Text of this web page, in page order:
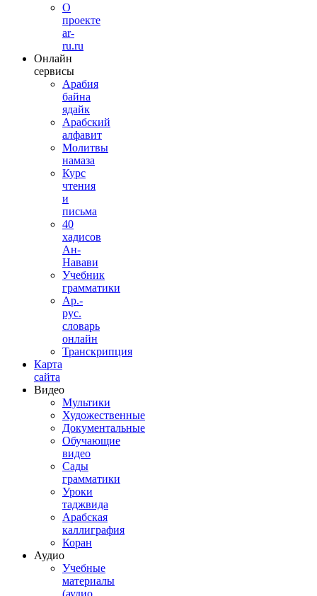
О
проекте
ar-
ru.ru
Онлайн
сервисы
Арабия
байна
ядайк
Арабский
алфавит
Молитвы
намаза
Курс
чтения
и
письма
40
хадисов
Ан-
Навави
Учебник
грамматики
Ар.-
рус.
словарь
онлайн
Транскрипция
Карта
сайта
Видео
Мультики
Художественные
Документальные
Обучающие
видео
Сады
грамматики
Уроки
таджвида
Арабская
каллиграфия
Коран
Аудио
Учебные
материалы